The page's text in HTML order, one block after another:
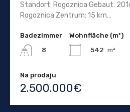
Standort: Rogoznica Gebaut:
Rogoznica Zentrum: 15 km…
Badezimmer
8
Wohnfläche (m²)
542 m²
Na prodaju
2.500.000€